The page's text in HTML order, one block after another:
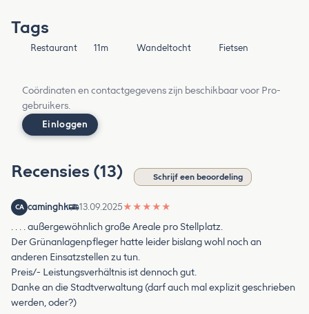
Tags
Restaurant 11m Wandeltocht Fietsen
Coördinaten en contactgegevens zijn beschikbaar voor Pro-
gebruikers.
Einloggen
Recensies (13) Schrijf een beoordeling
CA caminghk 13.09.2025★ ★ ★ ★ ★
. . . . außergewöhnlich große Areale pro Stellplatz.
Der Grünanlagenpfleger hatte leider bislang wohl noch an
anderen Einsatzstellen zu tun.
Preis/- Leistungsverhältnis ist dennoch gut.
Danke an die Stadtverwaltung (darf auch mal explizit geschrieben
werden, oder?)